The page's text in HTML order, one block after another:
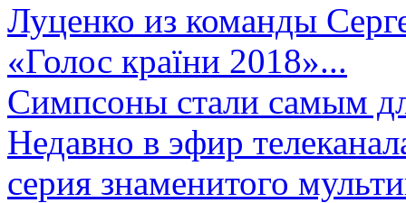
Луценко из команды
«Голос країни 2018»...
Симпсоны стали самым
Недавно в эфир
серия знаменитого